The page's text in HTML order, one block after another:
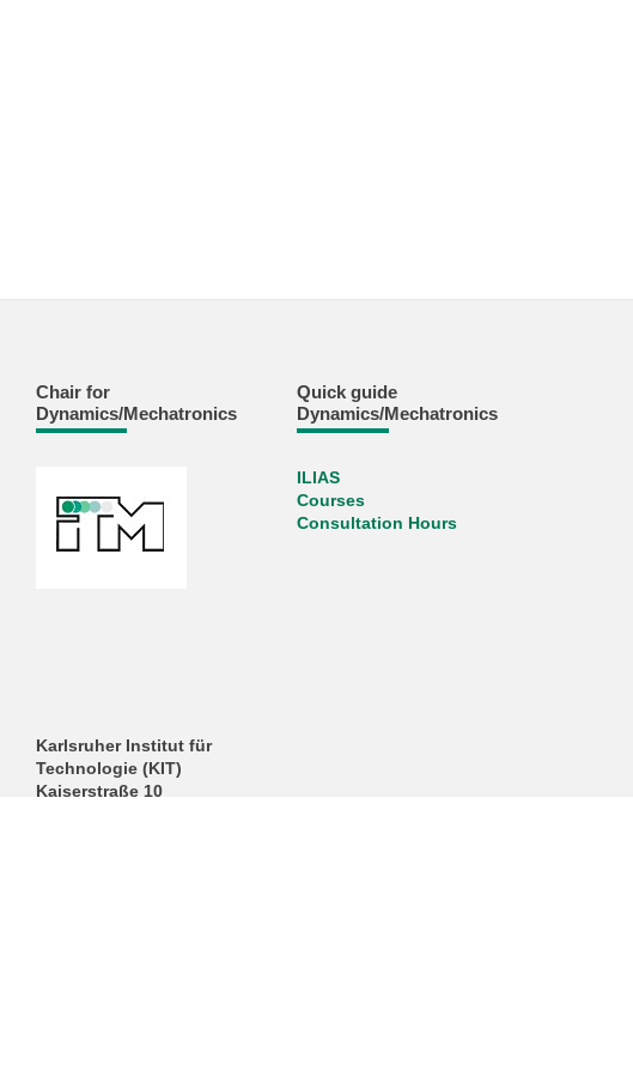
Chair for
Dynamics/Mechatronics
Karlsruher Institut für
Technologie (KIT)
Kaiserstraße 10
Quick guide
Dynamics/Mechatronics
ILIAS
Courses
Consultation Hours